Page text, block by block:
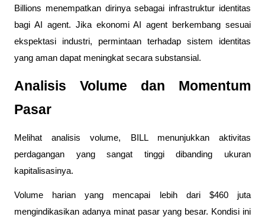
Billions menempatkan dirinya sebagai infrastruktur identitas
bagi AI agent. Jika ekonomi AI agent berkembang sesuai
ekspektasi industri, permintaan terhadap sistem identitas
yang aman dapat meningkat secara substansial.
Analisis Volume dan Momentum
Pasar
Melihat analisis volume, BILL menunjukkan aktivitas
perdagangan yang sangat tinggi dibanding ukuran
kapitalisasinya.
Volume harian yang mencapai lebih dari $460 juta
mengindikasikan adanya minat pasar yang besar. Kondisi ini